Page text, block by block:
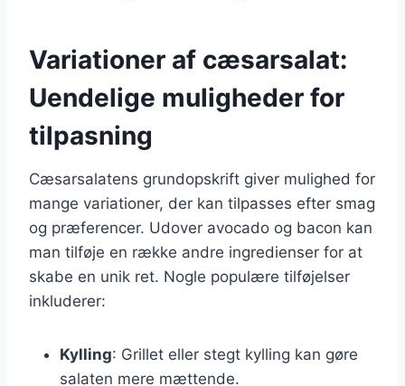
Variationer af cæsarsalat:
Uendelige muligheder for
tilpasning
Cæsarsalatens grundopskrift giver mulighed for
mange variationer, der kan tilpasses efter smag
og præferencer. Udover avocado og bacon kan
man tilføje en række andre ingredienser for at
skabe en unik ret. Nogle populære tilføjelser
inkluderer:
Kylling: Grillet eller stegt kylling kan gøre
salaten mere mættende.